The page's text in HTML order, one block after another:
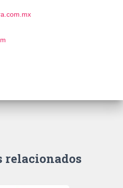
relacionados